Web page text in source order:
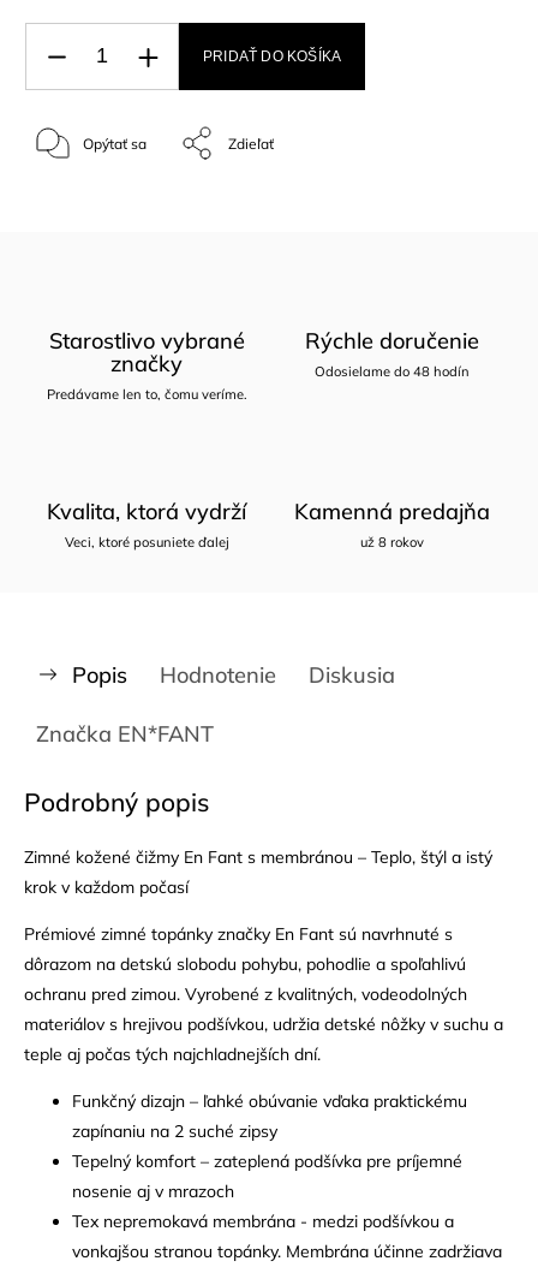
PRIDAŤ DO KOŠÍKA
Opýtať sa Zdieľať
Starostlivo vybrané
značky
Predávame len to, čomu veríme.
Rýchle doručenie
Odosielame do 48 hodín
Kvalita, ktorá vydrží
Veci, ktoré posuniete ďalej
Kamenná predajňa
už 8 rokov
Popis Hodnotenie Diskusia
Značka EN*FANT
Podrobný popis
Zimné kožené čižmy En Fant s membránou – Teplo, štýl a istý
krok v každom počasí
Prémiové zimné topánky značky En Fant sú navrhnuté s
dôrazom na detskú slobodu pohybu, pohodlie a spoľahlivú
ochranu pred zimou. Vyrobené z kvalitných, vodeodolných
materiálov s hrejivou podšívkou, udržia detské nôžky v suchu a
teple aj počas tých najchladnejších dní.
Funkčný dizajn – ľahké obúvanie vďaka praktickému
zapínaniu na 2 suché zipsy
Tepelný komfort – zateplená podšívka pre príjemné
nosenie aj v mrazoch
Tex nepremokavá membrána - medzi podšívkou a
vonkajšou stranou topánky. Membrána účinne zadržiava